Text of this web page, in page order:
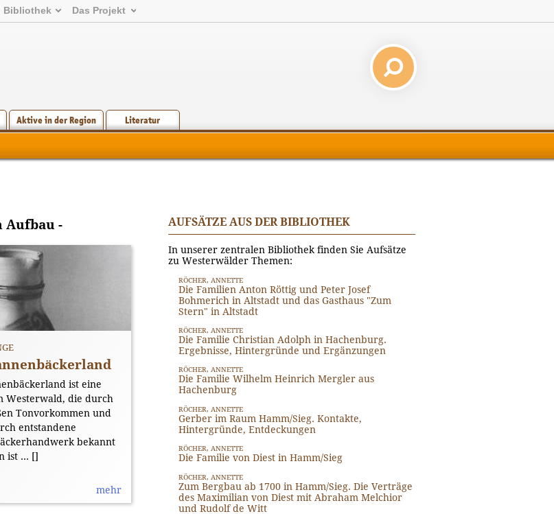
Bibliothek Das Projekt
Aktive in der Region Literatur
Aufbau -
Fries]
ist eine
Westerwald, die durch
Tonvorkommen und
entstandene
bekannt
ist ... [
mehr
]
AUFSÄTZE AUS DER BIBLIOTHEK
In unserer zentralen Bibliothek finden Sie Aufsätze
zu Westerwälder Themen:
RÖCHER, ANNETTE
Die Familien Anton Röttig und Peter Josef
Bohmerich in Altstadt und das Gasthaus "Zum
Stern" in Altstadt
RÖCHER, ANNETTE
Die Familie Christian Adolph in Hachenburg.
Ergebnisse, Hintergründe und Ergänzungen
RÖCHER, ANNETTE
Die Familie Wilhelm Heinrich Mergler aus
Hachenburg
RÖCHER, ANNETTE
Gerber im Raum Hamm/Sieg. Kontakte,
Hintergründe, Entdeckungen
RÖCHER, ANNETTE
Die Familie von Diest in Hamm/Sieg
RÖCHER, ANNETTE
Zum Bergbau ab 1700 in Hamm/Sieg. Die Verträge
des Maximilian von Diest mit Abraham Melchior
und Rudolf de Witt